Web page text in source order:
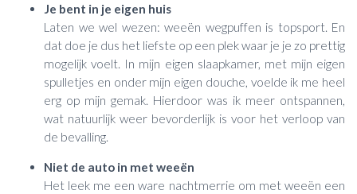
Je bent in je eigen huis
Laten we wel wezen: weeën wegpuffen is topsport. En
dat doe je dus het liefste op een plek waar je je zo prettig
mogelijk voelt. In mijn eigen slaapkamer, met mijn eigen
spulletjes en onder mijn eigen douche, voelde ik me heel
erg op mijn gemak. Hierdoor was ik meer ontspannen,
wat natuurlijk weer bevorderlijk is voor het verloop van
de bevalling.
Niet de auto in met weeën
Het leek me een ware nachtmerrie om met weeën een